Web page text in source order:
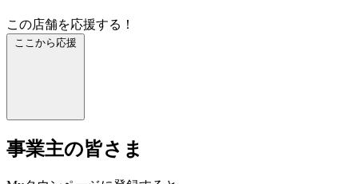
この店舗を応援する！
ここから応援
事業主の皆さま